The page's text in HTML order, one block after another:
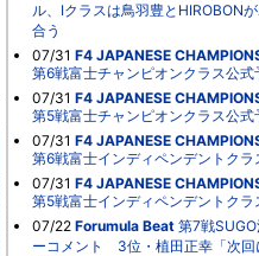
ル、Iクラスは鳥羽豊とHIROBON
合う
07/31 F4 JAPANESE
第6戦富士チャンピオンクラス公式
07/31 F4 JAPANESE
第5戦富士チャンピオンクラス公式
07/31 F4 JAPANESE
第6戦富士インディペンデントク
07/31 F4 JAPANESE
第5戦富士インディペンデントク
07/22 Forumula Beat 第7戦
ーコメント 3位・植田正幸「次回